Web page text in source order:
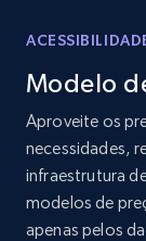
Home
specified
URL,
Sku,
and more.
Modelo
Aproveite os
necessidades,
infraestrutura
modelos de
apenas pelos